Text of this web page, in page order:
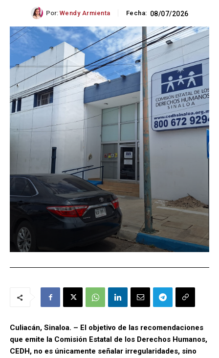
Por: Wendy Armienta Fecha: 08/07/2026
Culiacán, Sinaloa. – El objetivo de las recomendaciones
que emite la Comisión Estatal de los Derechos Humanos,
CEDH, no es únicamente señalar irregularidades, sino